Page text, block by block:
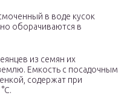
в воде кусок
оборачиваются в
из семян их
Емкость с посадочным
содержат при